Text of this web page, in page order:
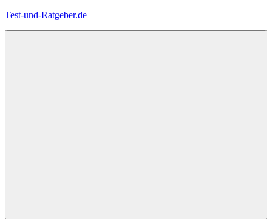
Zum
Test-und-Ratgeber.de